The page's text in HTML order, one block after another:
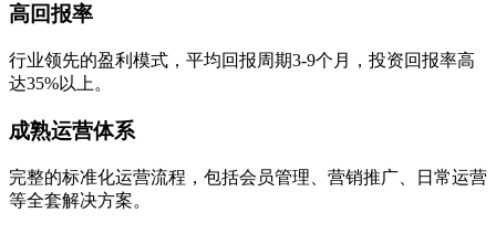
高回报率
行业领先的盈利模式，平均回报周期3-9个月，投资回报率高
达35%以上。
成熟运营体系
完整的标准化运营流程，包括会员管理、营销推广、日常运营
等全套解决方案。